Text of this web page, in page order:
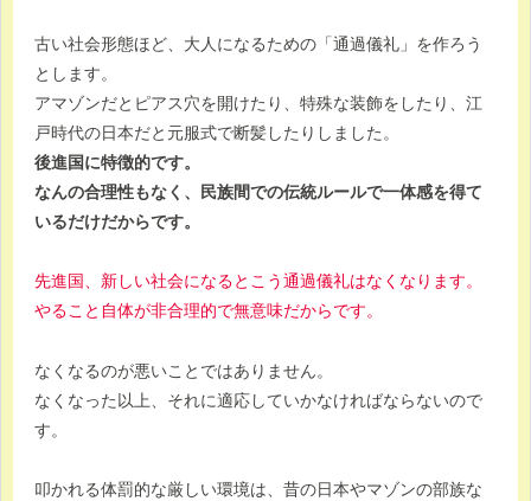
古い社会形態ほど、大人になるための「通過儀礼」を作ろう
とします。
アマゾンだとピアス穴を開けたり、特殊な装飾をしたり、江
戸時代の日本だと元服式で断髪したりしました。
後進国に特徴的です。
なんの合理性もなく、民族間での伝統ルールで一体感を得て
いるだけだからです。
先進国、新しい社会になるとこう通過儀礼はなくなります。
やること自体が非合理的で無意味だからです。
なくなるのが悪いことではありません。
なくなった以上、それに適応していかなければならないので
す。
叩かれる体罰的な厳しい環境は、昔の日本やマゾンの部族な